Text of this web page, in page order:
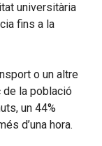
universitària
fins a la
o un altre
de la població
un 44%
d’una hora.